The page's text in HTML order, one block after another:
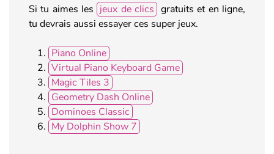
Si tu aimes les jeux de clics gratuits et en ligne,
tu devrais aussi essayer ces super jeux.
Piano Online
Virtual Piano Keyboard Game
Magic Tiles 3
Geometry Dash Online
Dominoes Classic
My Dolphin Show 7